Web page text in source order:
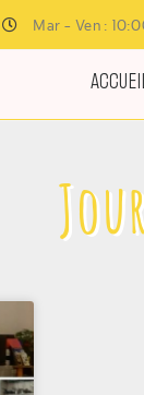
Mar - Ven :
ACCUEIL